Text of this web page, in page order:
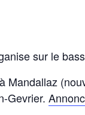
sur le
Mandallaz
Gevrier.